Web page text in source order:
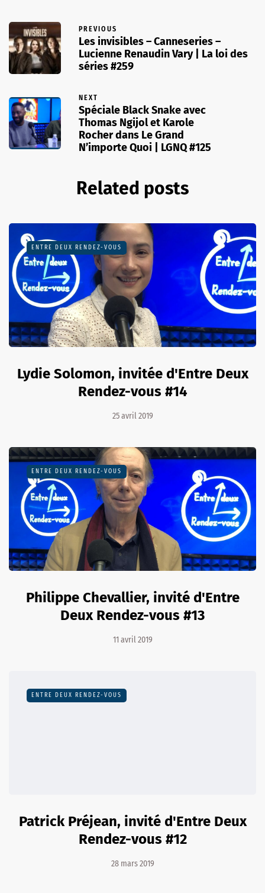
PREVIOUS
Les invisibles – Canneseries –
Lucienne Renaudin Vary | La loi des
séries #259
NEXT
Spéciale Black Snake avec
Thomas Ngijol et Karole
Rocher dans Le Grand
N’importe Quoi | LGNQ #125
Related posts
ENTRE DEUX RENDEZ-VOUS
Lydie Solomon, invitée d'Entre Deux
Rendez-vous #14
25 avril 2019
ENTRE DEUX RENDEZ-VOUS
Philippe Chevallier, invité d'Entre
Deux Rendez-vous #13
11 avril 2019
ENTRE DEUX RENDEZ-VOUS
Patrick Préjean, invité d'Entre Deux
Rendez-vous #12
28 mars 2019